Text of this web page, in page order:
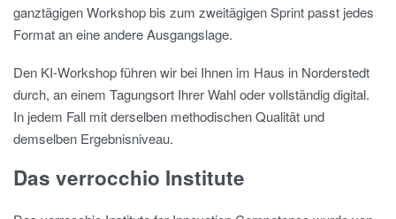
ganztägigen Workshop bis zum zweitägigen Sprint passt jedes
Format an eine andere Ausgangslage.
Den KI-Workshop führen wir bei Ihnen im Haus in Norderstedt
durch, an einem Tagungsort Ihrer Wahl oder vollständig digital.
In jedem Fall mit derselben methodischen Qualität und
demselben Ergebnisniveau.
Das verrocchio Institute